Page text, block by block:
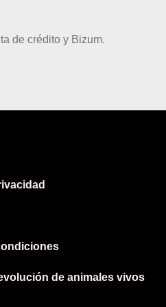
de crédito y Bizum.
de animales vivos